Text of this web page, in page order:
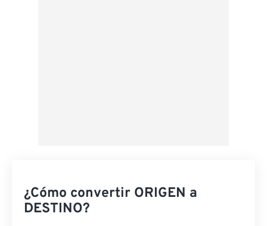
¿Cómo convertir ORIGEN a
DESTINO?